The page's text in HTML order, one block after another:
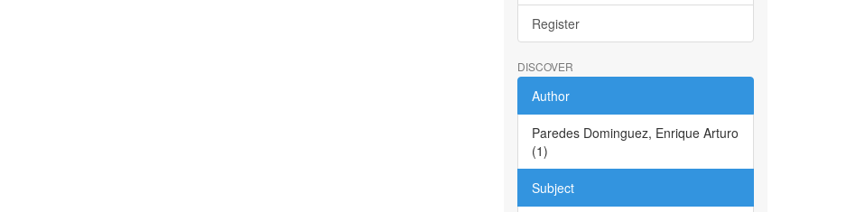
Register
DISCOVER
Author
Paredes Dominguez, Enrique Arturo
(1)
Subject